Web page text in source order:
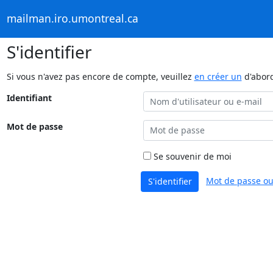
mailman.iro.umontreal.ca
S'identifier
Si vous n'avez pas encore de compte, veuillez en créer un
Identifiant
Mot de passe
Se souvenir de moi
S'identifier Mot de passe